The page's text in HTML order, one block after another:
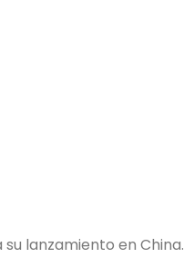
lanzamiento en China.